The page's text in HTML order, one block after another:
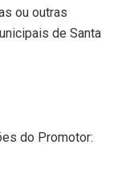
ou outras
de Santa
do Promotor: